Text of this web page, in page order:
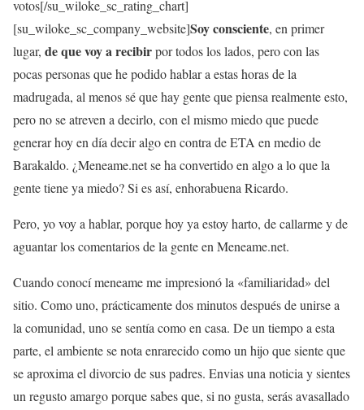
votos[/su_wiloke_sc_rating_chart]
[su_wiloke_sc_company_website]Soy consciente, en primer
lugar, de que voy a recibirpor todos los lados, pero con las
pocas personas que he podido hablar a estas horas de la
madrugada, al menos sé que hay gente que piensa realmente esto,
pero no se atreven a decirlo, con el mismo miedo que puede
generar hoy en día decir algo en contra de ETA en medio de
Barakaldo. ¿Meneame.net se ha convertido en algo a lo que la
gente tiene ya miedo? Si es así, enhorabuena Ricardo.
Pero, yo voy a hablar, porque hoy ya estoy harto, de callarme y de
aguantar los comentarios de la gente en Meneame.net.
Cuando conocí meneame me impresionó la «familiaridad» del
sitio. Como uno, prácticamente dos minutos después de unirse a
la comunidad, uno se sentía como en casa. De un tiempo a esta
parte, el ambiente se nota enrarecido como un hijo que siente que
se aproxima el divorcio de sus padres. Envias una noticia y sientes
un regusto amargo porque sabes que, si no gusta, serás avasallado